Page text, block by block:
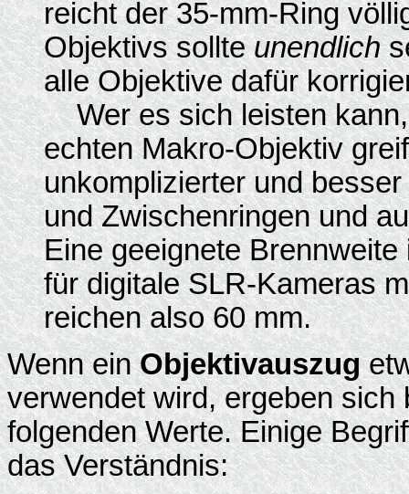
reicht der 35-mm-Ring
Objektivs sollteunendlich
alle Objektive dafür
Wer es sich leisten kann,
echten Makro-Objektiv
unkomplizierter und
und Zwischenringen und
Eine geeignete
für digitale SLR-Kameras
reichen also 60 mm.
Wenn einObjektivauszug
verwendet wird, ergeben
folgenden Werte. Einige
das Verständnis: